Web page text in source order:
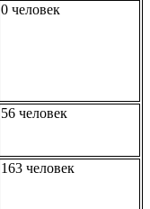
0 человек
56 человек
163 человек